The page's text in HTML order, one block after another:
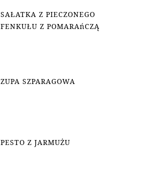
SAŁATKA Z PIECZONEGO
FENKUŁU Z POMARAńCZĄ
ZUPA SZPARAGOWA
PESTO Z JARMUŻU